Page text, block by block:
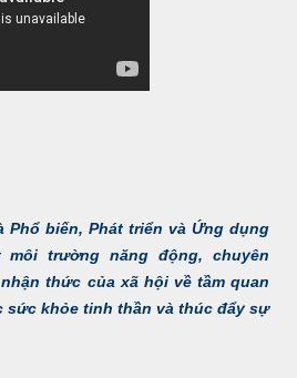
Phổ biến, Phát triển và Ứng dụng
trường năng động, chuyên
thức của xã hội về tầm quan
sức khỏe tinh thần và thúc đẩy sự